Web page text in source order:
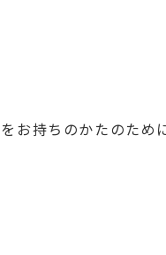
お持ちのかたのた